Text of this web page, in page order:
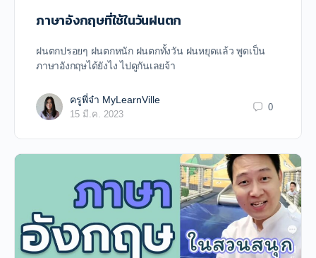
ภาษาอังกฤษที่ใช้ในวันฝนตก
ฝนตกปรอยๆ ฝนตกหนัก ฝนตกทั้งวัน ฝนหยุดแล้ว พูดเป็น
ภาษาอังกฤษได้ยังไง ไปดูกันเลยจ้า
ครูพี่จ๋า MyLearnVille
15 มี.ค. 2023
0